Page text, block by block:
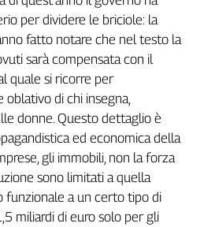
per dividere le briciole: la
fatto notare che nel testo la
sarà compensata con il
quale si ricorre per
di chi insegna,
donne. Questo dettaglio è
ed economica della
gli immobili, non la forza
sono limitati a quella
funzionale a un certo tipo di
miliardi di euro solo per gli